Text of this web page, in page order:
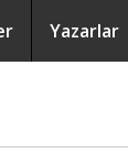
Yazarlar